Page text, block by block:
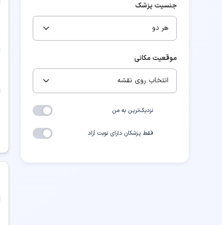
جنسیت پزشک
هر دو
موقعیت مکانی
انتخاب روی نقشه
نزدیک‌ترین به من
فقط پزشکان دارای نوبت آزاد